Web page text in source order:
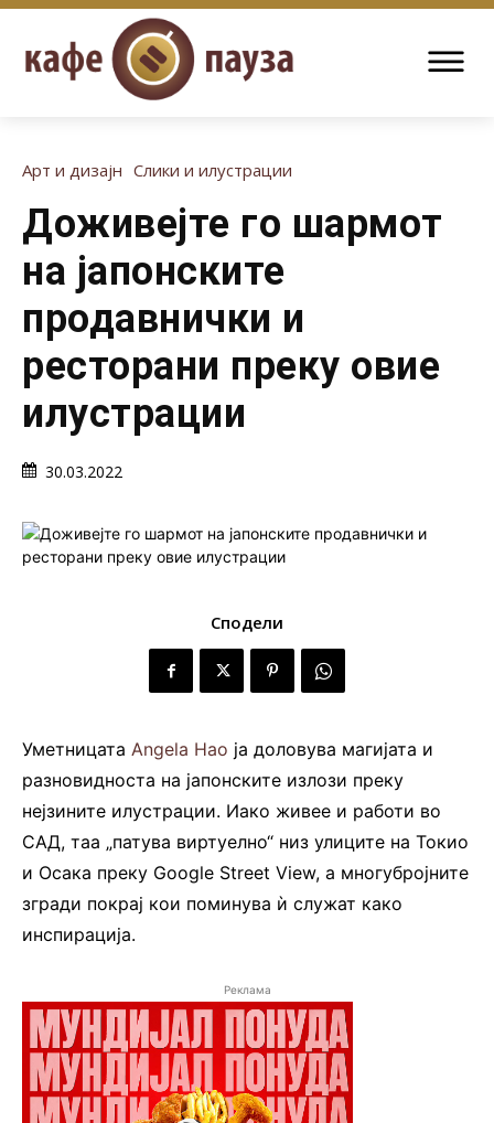
Арт и дизајн Слики и илустрации
Доживејте го шармот
на јапонските
продавнички и
ресторани преку овие
илустрации
30.03.2022
Сподели
Уметницата Angela Hao ја доловува магијата и
разновидноста на јапонските излози преку
нејзините илустрации. Иако живее и работи во
САД, таа „патува виртуелно“ низ улиците на Токио
и Осака преку Google Street View, а многубројните
згради покрај кои поминува ѝ служат како
инспирација.
Реклама